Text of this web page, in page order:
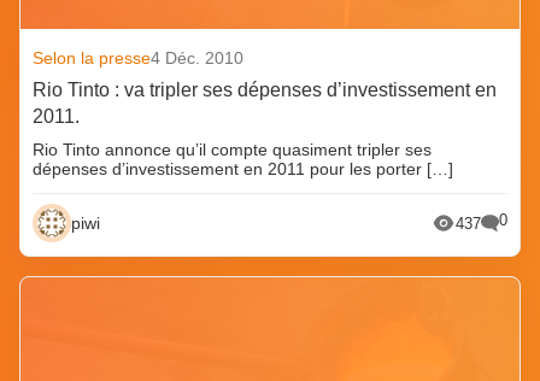
Selon la presse4 Déc. 2010
Rio Tinto : va tripler ses dépenses d’investissement en
2011.
Rio Tinto annonce qu’il compte quasiment tripler ses
dépenses d’investissement en 2011 pour les porter […]
piwi 437 0